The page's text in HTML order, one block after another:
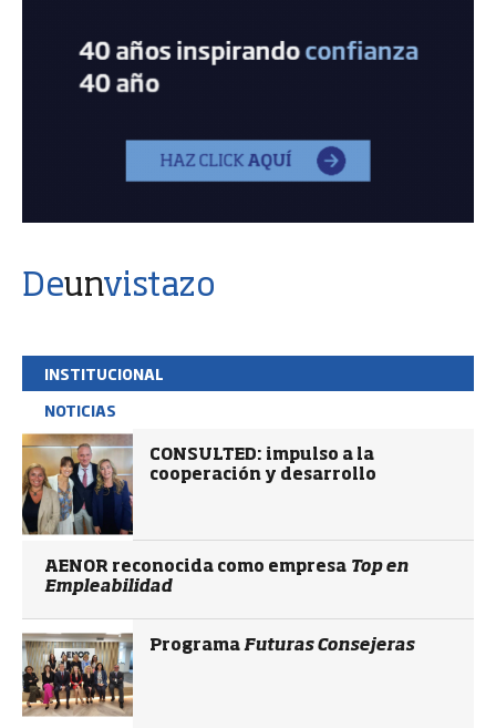
Deunvistazo
INSTITUCIONAL
NOTICIAS
CONSULTED: impulso a la
cooperación y desarrollo
AENOR reconocida como empresa Top en
Empleabilidad
Programa Futuras Consejeras